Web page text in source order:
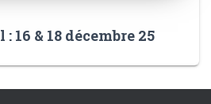
16 & 18 décembre 25